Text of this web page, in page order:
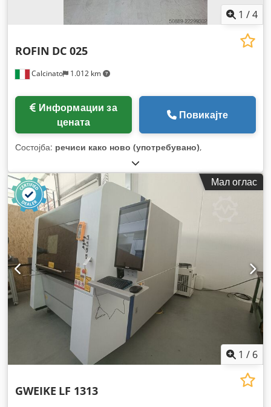
1 /4
Calcinato 1.012 km
ROFIN DC 025
цената
Повикајте
Состојба: речиси како ново (употребувано),
Мал оглас
1 / 6
GWEIKE LF 1313